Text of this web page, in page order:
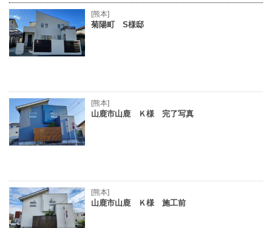
[熊本]
菊陽町 S様邸
[熊本]
山鹿市山鹿 Ｋ様 完了写真
[熊本]
山鹿市山鹿 Ｋ様 施工前